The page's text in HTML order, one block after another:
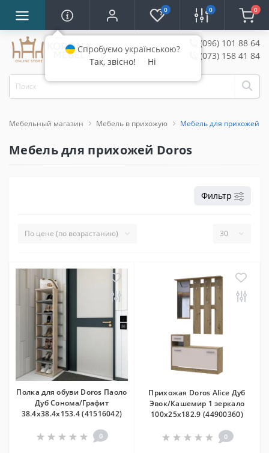
0 0 0
(096) 101 88 64
(073) 158 41 84
Мебельный магазин Мебель в прихожую Мебель для прихожей
Мебель для прихожей Doros
Фильтр
Полка для обуви Doros Паоло
Дуб Сонома/Графит
38.4х38.4х153.4 (41516042)
0
Прихожая Doros Alice Дуб
Эвок/Кашемир 1 зеркало
100х25х182.9 (44900360)
0
Спробуємо українською?
Так, звісно!
Ні